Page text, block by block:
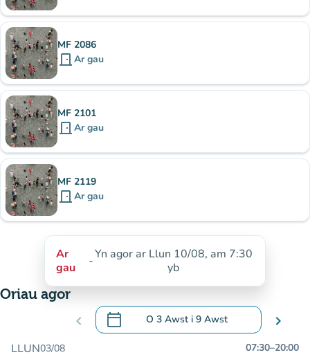
MF 2086
door_front Ar gau
MF 2101
door_front Ar gau
MF 2119
door_front Ar gau
Ar
gau
-Yn agor ar Llun 10/08, am 7:30
yb
Oriau agor
chevron_left calendar_today O 3 Awst i 9 Awst
.Agor y calendr i newid dyddiadau chevron_right
LLUN03/08 07:30–20:00